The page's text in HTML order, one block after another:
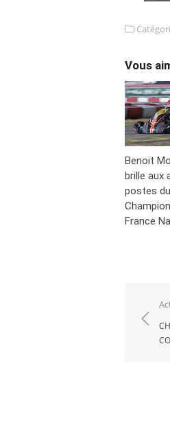
Vous
Benoit
brille aux
postes du
France
de